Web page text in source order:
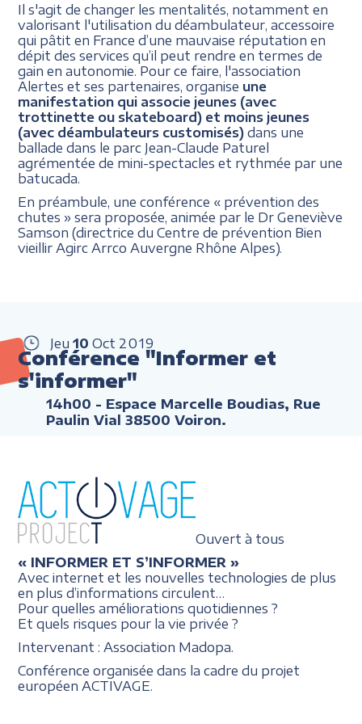
Il s'agit de changer les mentalités, notamment en
valorisant l'utilisation du déambulateur, accessoire
qui pâtit en France d’une mauvaise réputation en
dépit des services qu’il peut rendre en termes de
gain en autonomie. Pour ce faire, l'association
Alertes et ses partenaires, organise une
manifestation qui associe jeunes (avec
trottinette ou skateboard) et moins jeunes
(avec déambulateurs customisés) dans une
ballade dans le parc Jean-Claude Paturel
agrémentée de mini-spectacles et rythmée par une
batucada.
En préambule, une conférence « prévention des
chutes » sera proposée, animée par le Dr Geneviève
Samson (directrice du Centre de prévention Bien
vieillir Agirc Arrco Auvergne Rhône Alpes).
Jeu 10 Oct 2019
Conférence "Informer et
s'informer"
14h00 - Espace Marcelle Boudias, Rue
Paulin Vial 38500 Voiron.
Ouvert à tous
« INFORMER ET S’INFORMER »
Avec internet et les nouvelles technologies de plus
en plus d’informations circulent…
Pour quelles améliorations quotidiennes ?
Et quels risques pour la vie privée ?
Intervenant : Association Madopa.
Conférence organisée dans la cadre du projet
européen ACTIVAGE.